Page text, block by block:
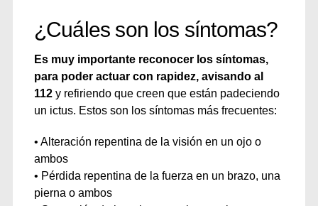
¿Cuáles son los síntomas?
Es muy importante reconocer los síntomas,
para poder actuar con rapidez, avisando al
112y refiriendo que creen que están padeciendo
un ictus. Estos son los síntomas más frecuentes:
• Alteración repentina de la visión en un ojo o
ambos
• Pérdida repentina de la fuerza en un brazo, una
pierna o ambos